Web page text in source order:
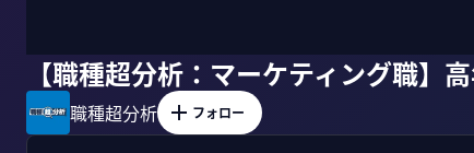
【職種超分析：マーケティング職】
職種超分析 フォロー